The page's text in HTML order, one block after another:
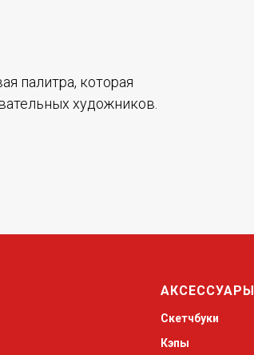
палитра, которая
художников.
АКСЕССУАРЫ
Скетчбуки
Кэпы